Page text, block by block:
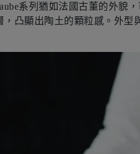
系列猶如法國古董的外貌，
，凸顯出陶土的顆粒感。外型